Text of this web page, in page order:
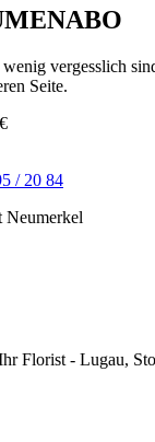
vergesslich
Seite.
/ 20 84
Neumerkel
Florist - Lugau,